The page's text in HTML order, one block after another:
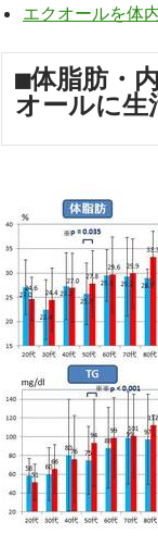
エクオールを体
■体脂肪・
オールに生